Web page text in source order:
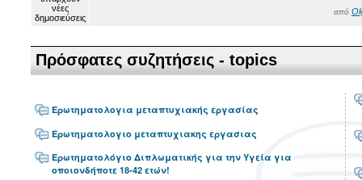
από
Πρόσφατες συζητήσεις - topics
Ερωτηματολογια μεταπτυχιακής εργασίας
Ερωτηματολογιο μεταπτυχιακης εργασιας
Ερωτηματολόγιο Διπλωματικής για την Υγεία για
οποιονδήποτε 18-42 ετών!